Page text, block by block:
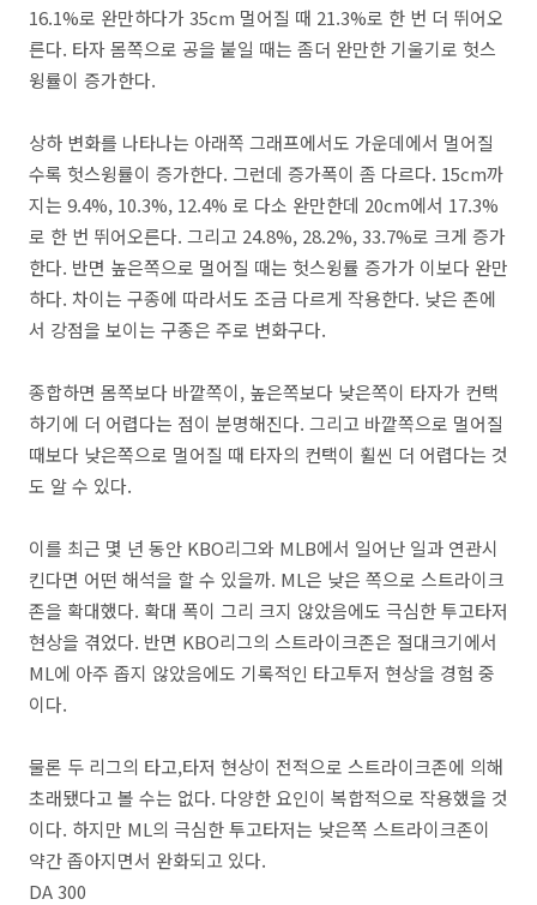
16.1%로 완만하다가 35cm 멀어질 때 21.3%로 한 번 더 뛰어오
른다. 타자 몸쪽으로 공을 붙일 때는 좀더 완만한 기울기로 헛스
윙률이 증가한다.
상하 변화를 나타나는 아래쪽 그래프에서도 가운데에서 멀어질
수록 헛스윙률이 증가한다. 그런데 증가폭이 좀 다르다. 15cm까
지는 9.4%, 10.3%, 12.4% 로 다소 완만한데 20cm에서 17.3%
로 한 번 뛰어오른다. 그리고 24.8%, 28.2%, 33.7%로 크게 증가
한다. 반면 높은쪽으로 멀어질 때는 헛스윙률 증가가 이보다 완만
하다. 차이는 구종에 따라서도 조금 다르게 작용한다. 낮은 존에
서 강점을 보이는 구종은 주로 변화구다.
종합하면 몸쪽보다 바깥쪽이, 높은쪽보다 낮은쪽이 타자가 컨택
하기에 더 어렵다는 점이 분명해진다. 그리고 바깥쪽으로 멀어질
때보다 낮은쪽으로 멀어질 때 타자의 컨택이 휠씬 더 어렵다는 것
도 알 수 있다.
이를 최근 몇 년 동안 KBO리그와 MLB에서 일어난 일과 연관시
킨다면 어떤 해석을 할 수 있을까. ML은 낮은 쪽으로 스트라이크
존을 확대했다. 확대 폭이 그리 크지 않았음에도 극심한 투고타저
현상을 겪었다. 반면 KBO리그의 스트라이크존은 절대크기에서
ML에 아주 좁지 않았음에도 기록적인 타고투저 현상을 경험 중
이다.
물론 두 리그의 타고,타저 현상이 전적으로 스트라이크존에 의해
초래됐다고 볼 수는 없다. 다양한 요인이 복합적으로 작용했을 것
이다. 하지만 ML의 극심한 투고타저는 낮은쪽 스트라이크존이
약간 좁아지면서 완화되고 있다.
DA 300